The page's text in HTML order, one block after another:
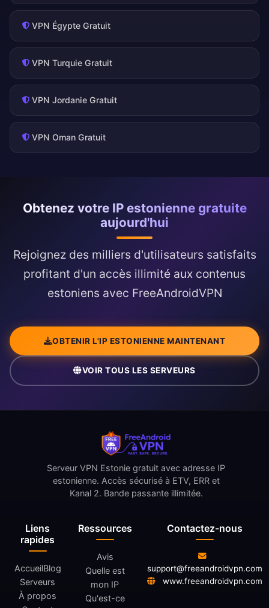
VPN Égypte Gratuit
VPN Turquie Gratuit
VPN Jordanie Gratuit
VPN Oman Gratuit
Obtenez votre IP estonienne gratuite
aujourd'hui
Rejoignez des milliers d'utilisateurs satisfaits
profitant d'un accès illimité aux contenus
estoniens avec FreeAndroidVPN
OBTENIR L'IP ESTONIENNE MAINTENANT
VOIR TOUS LES SERVEURS
Liens
rapides
AccueilBlog
Serveurs
À propos
Ressources
Avis
Quelle est
mon IP
Qu'est-ce
Serveur VPN Estonie gratuit avec adresse IP
estonienne. Accès sécurisé à ETV, ERR et
Kanal 2. Bande passante illimitée.
Contactez-nous
support@freeandroidvpn.com
www.freeandroidvpn.com